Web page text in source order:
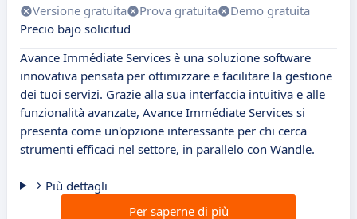
Versione gratuita Prova gratuita
Demo gratuita
Precio bajo solicitud
Avance Immédiate Services è una soluzione software
innovativa pensata per ottimizzare e facilitare la gestione
dei tuoi servizi. Grazie alla sua interfaccia intuitiva e alle
funzionalità avanzate, Avance Immédiate Services si
presenta come un'opzione interessante per chi cerca
strumenti efficaci nel settore, in parallelo con Wandle.
Più dettagli
Per saperne di più